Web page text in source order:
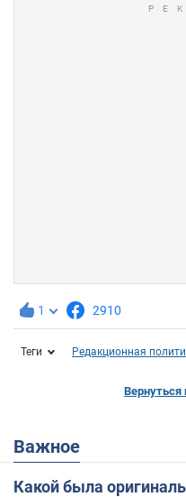
1 2910
Теги Редакционная
Вернуться
Важное
Какой была